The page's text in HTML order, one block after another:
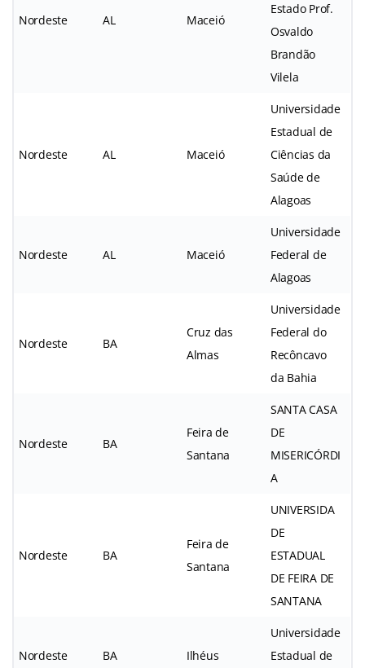
Nordeste AL Maceió
Estado Prof.
Osvaldo
Brandão
Vilela
Nordeste AL Maceió
Universidade
Estadual de
Ciências da
Saúde de
Alagoas
Nordeste AL Maceió
Universidade
Federal de
Alagoas
Nordeste BA
Cruz das
Almas
Universidade
Federal do
Recôncavo
da Bahia
Nordeste BA
Feira de
Santana
SANTA CASA
DE
MISERICÓRDI
A
Nordeste BA
Feira de
Santana
UNIVERSIDA
DE
ESTADUAL
DE FEIRA DE
SANTANA
Nordeste BA Ilhéus
Universidade
Estadual de